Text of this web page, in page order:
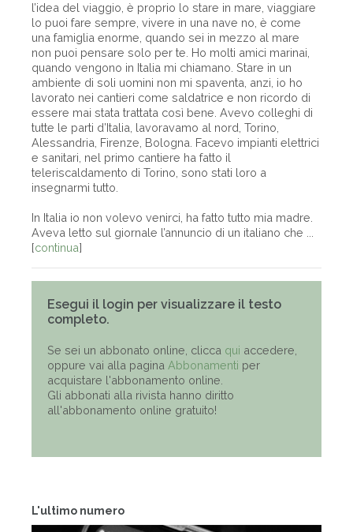
L'ultimo numero
l’idea del viaggio, è proprio lo stare in mare, viaggiare
lo puoi fare sempre, vivere in una nave no, è come
una famiglia enorme, quando sei in mezzo al mare
non puoi pensare solo per te. Ho molti amici marinai,
quando vengono in Italia mi chiamano. Stare in un
ambiente di soli uomini non mi spaventa, anzi, io ho
lavorato nei cantieri come saldatrice e non ricordo di
essere mai stata trattata così bene. Avevo colleghi di
tutte le parti d’Italia, lavoravamo al nord, Torino,
Alessandria, Firenze, Bologna. Facevo impianti elettrici
e sanitari, nel primo cantiere ha fatto il
teleriscaldamento di Torino, sono stati loro a
insegnarmi tutto.
In Italia io non volevo venirci, ha fatto tutto mia madre.
Aveva letto sul giornale l’annuncio di un italiano che ...
[continua]
Esegui il login per visualizzare il testo
completo.
Se sei un abbonato online, clicca qui accedere,
oppure vai alla pagina Abbonamenti per
acquistare l'abbonamento online.
Gli abbonati alla rivista hanno diritto
all'abbonamento online gratuito!